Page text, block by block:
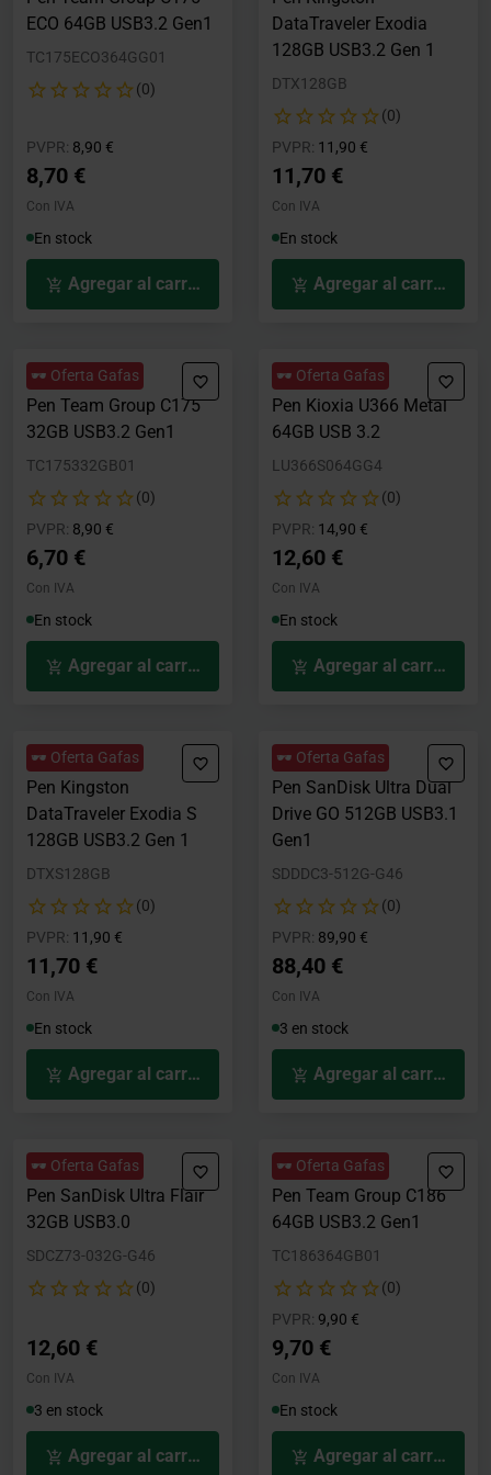
ECO 64GB USB3.2 Gen1
TC175ECO364GG01
(0)
PVPR: Precio rebajado desde
8,90 €
8,70 €
Con IVA
En stock
Agregar al carrito
DataTraveler Exodia
128GB USB3.2 Gen 1
DTX128GB
(0)
PVPR: Precio rebajado desde
11,90 €
11,70 €
Con IVA
En stock
Agregar al carrito
🕶️ Oferta Gafas
Pen Team Group C175
32GB USB3.2 Gen1
TC175332GB01
(0)
PVPR: Precio rebajado desde
8,90 €
6,70 €
Con IVA
En stock
Agregar al carrito
🕶️ Oferta Gafas
Pen Kioxia U366 Metal
64GB USB 3.2
LU366S064GG4
(0)
PVPR: Precio rebajado desde
14,90 €
12,60 €
Con IVA
En stock
Agregar al carrito
🕶️ Oferta Gafas
Pen Kingston
DataTraveler Exodia S
128GB USB3.2 Gen 1
DTXS128GB
(0)
PVPR: Precio rebajado desde
11,90 €
11,70 €
Con IVA
En stock
Agregar al carrito
🕶️ Oferta Gafas
Pen SanDisk Ultra Dual
Drive GO 512GB USB3.1
Gen1
SDDDC3-512G-G46
(0)
PVPR: Precio rebajado desde
89,90 €
88,40 €
Con IVA
3 en stock
Agregar al carrito
🕶️ Oferta Gafas
Pen SanDisk Ultra Flair
32GB USB3.0
SDCZ73-032G-G46
(0)
12,60 €
Con IVA
3 en stock
Agregar al carrito
🕶️ Oferta Gafas
Pen Team Group C186
64GB USB3.2 Gen1
TC186364GB01
(0)
PVPR: Precio rebajado desde
9,90 €
9,70 €
Con IVA
En stock
Agregar al carrito